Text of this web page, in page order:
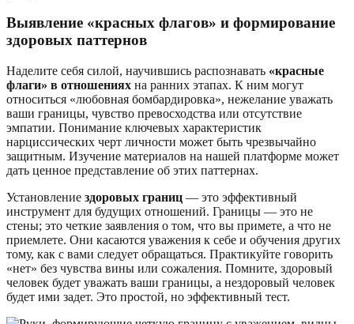
Выявление «красных флагов» и формирование
здоровых паттернов
Наделите себя силой, научившись распознавать «красные
флаги» в отношениях на ранних этапах. К ним могут
относиться «любовная бомбардировка», нежелание уважать
ваши границы, чувство превосходства или отсутствие
эмпатии. Понимание ключевых характеристик
нарциссических черт личности может быть чрезвычайно
защитным. Изучение материалов на нашей платформе может
дать ценное представление об этих паттернах.
Установление здоровых границ — это эффективный
инструмент для будущих отношений. Границы — это не
стены; это четкие заявления о том, что вы примете, а что не
приемлете. Они касаются уважения к себе и обучения других
тому, как с вами следует обращаться. Практикуйте говорить
«нет» без чувства вины или сожаления. Помните, здоровый
человек будет уважать ваши границы, а нездоровый человек
будет ими задет. Это простой, но эффективный тест.